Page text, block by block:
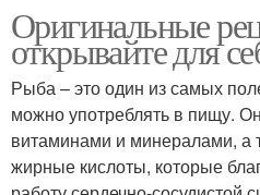
Оригинальные
открывайте для
Рыба – это один из самых
можно употреблять в пищу.
витаминами и минералами, а
жирные кислоты, которые